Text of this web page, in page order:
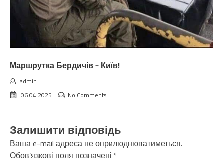
Маршрутка Бердичів – Київ!
admin
06.04.2025
No Comments
Залишити відповідь
Ваша e-mail адреса не оприлюднюватиметься.
Обов’язкові поля позначені *